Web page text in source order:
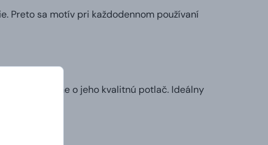
Preto sa motív pri každodennom používaní
sa postaráme o jeho kvalitnú potlač. Ideálny